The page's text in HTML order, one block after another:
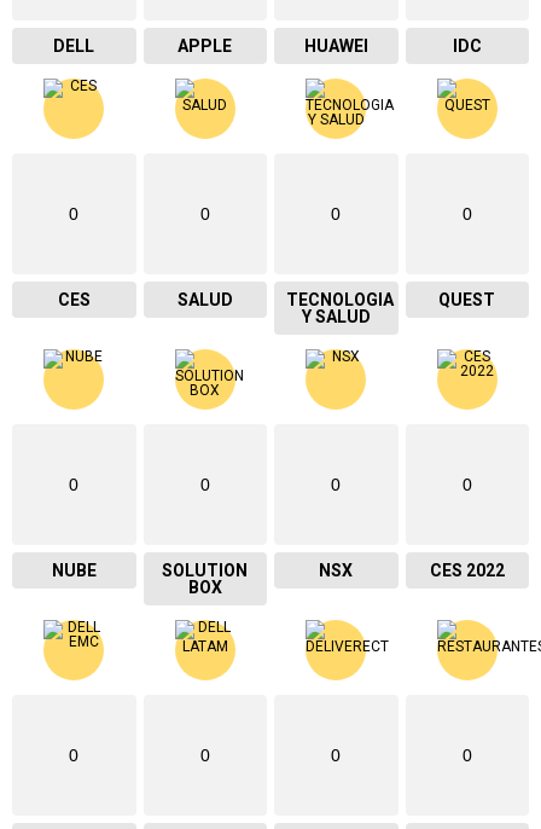
DELL APPLE HUAWEI IDC
0
CES
0
SALUD
0
TECNOLOGIA
Y SALUD
0
QUEST
0
NUBE
0
SOLUTION
BOX
0
NSX
0
CES 2022
0 0 0 0